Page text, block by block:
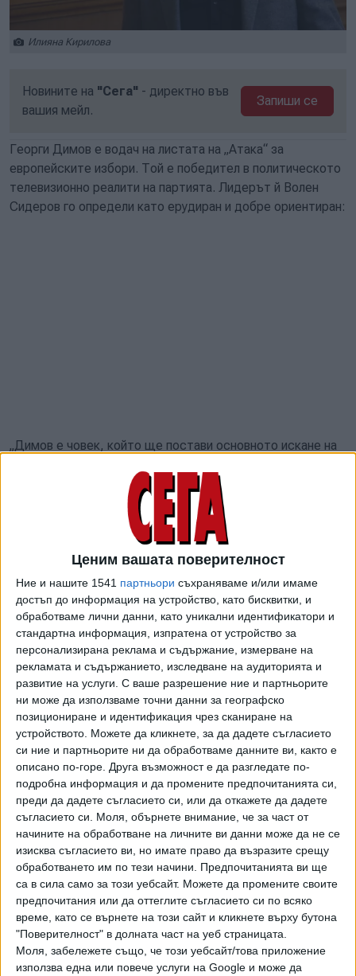
Ценим вашата поверителност
Ние и нашите 1541 партньори съхраняваме и/или имаме
достъп до информация на устройство, като бисквитки, и
обработваме лични данни, като уникални идентификатори и
стандартна информация, изпратена от устройство за
персонализирана реклама и съдържание, измерване на
рекламата и съдържанието, изследване на аудиторията и
развитие на услуги. С ваше разрешение ние и партньорите
ни може да използваме точни данни за географско
позициониране и идентификация чрез сканиране на
устройството. Можете да кликнете, за да дадете съгласието
си ние и партньорите ни да обработваме данните ви, както е
описано по-горе. Друга възможност е да разгледате по-
подробна информация и да промените предпочитанията си,
преди да дадете съгласието си, или да откажете да дадете
съгласието си.
Моля, обърнете внимание, че за част от
начините на обработване на личните ви данни може да не се
изисква съгласието ви, но имате право да възразите срещу
обработването им по тези начини. Предпочитанията ви ще
са в сила само за този уебсайт. Можете да промените своите
предпочитания или да оттеглите съгласието си по всяко
време, като се върнете на този сайт и кликнете върху бутона
"Поверителност" в долната част на уеб страницата.
Моля, забележете също, че този уебсайт/това приложение
използва една или повече услуги на Google и може да
Илияна Кирилова
Новините на "Сега" - директно във
вашия мейл.
Запиши се
Георги Димов е водач на листата на „Атака“ за
европейските избори. Той е победител в политическото
телевизионно реалити на партията. Лидерът й Волен
Сидеров го определи като ерудиран и добре ориентиран:
„Димов е човек, който ще постави основното искане на
които България се присъедини към Евросъюза, на
регламента, с който България получава финанси. Това е
възможно, може да се направи. Ще имаме възможност -
един месец, да го обясняваме ясно", заяви той, цитиран
След него в листата са Мариета Караджова - юрист, и 3-
тото място е на Христо Спасов - икономист по
образование. Водачът Георги Димов обяви, че ще се
бори за засилването на българската икономика:
„Именно чрез това, че ние можем, чрез предоговаряне,
чрез промяна на европейските регламенти, квоти,
субсидии в земеделието, квоти за производство,
еврофондове - това, което може да направи България
силна отново – християнска, православна България, не
България потънала в блатото на евролиберализма, в
блатото на джендър-идеологията, в блатото на това,
което ние наблюдаваме - тихо отчаявие, в което
държавата умира“.
Последвайте ни и в
Ако искате да подкрепите независимата
и качествена журналистика в “Сега”,
можете да направите дарение през
PayPal